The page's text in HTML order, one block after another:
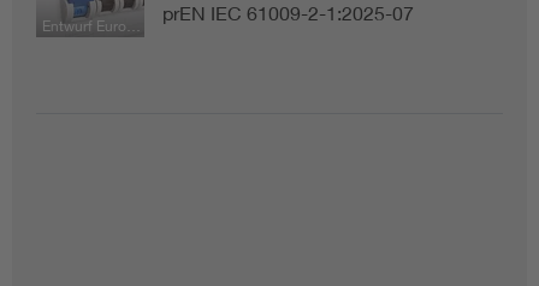
Entwurf Europäische Norm
prEN IEC 61009-2-1:2025-07